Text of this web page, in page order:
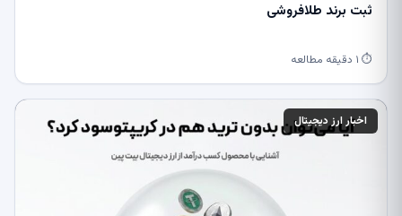
ثبت برند طلافروشی
⏱ ۱ دقیقه مطالعه
اخبار ارز دیجیتال